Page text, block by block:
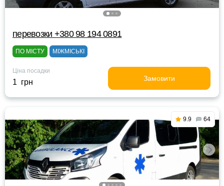
перевозки +380 98 194 0891
ПО МІСТУ МІЖМІСЬКІ
Ціна посадки
1 грн Замовити
9.9 64